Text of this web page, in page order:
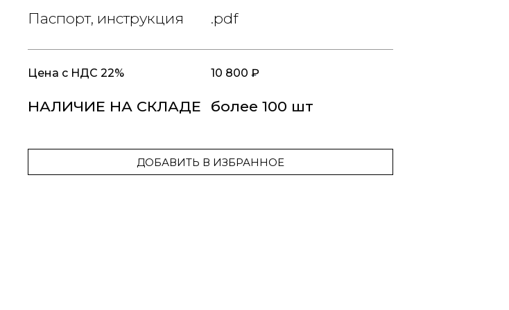
Паспорт, инструкция
.pdf
Цена с НДС 22% 10 800 ₽
НАЛИЧИЕ НА СКЛАДЕ более 100 шт
ДОБАВИТЬ В ИЗБРАННОЕ